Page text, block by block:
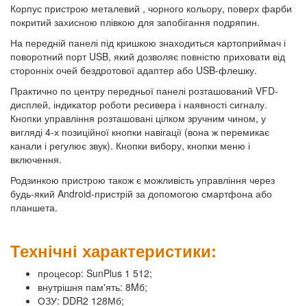
Корпус пристрою металевий , чорного кольору, поверх фарби
покритий захисною плівкою для запобігання подряпин.
На передній панелі під кришкою знаходиться картоприймач і
поворотний порт USB, який дозволяє повністю приховати від
сторонніх очей бездротової адаптер або USB-флешку.
Практично по центру передньої панелі розташований VFD-
дисплей, індикатор роботи ресивера і наявності сигналу.
Кнопки управління розташовані цілком зручним чином, у
вигляді 4-х позиційної кнопки навігації (вона ж перемикає
канали і регулює звук). Кнопки вибору, кнопки меню і
включення.
Родзинкою пристрою також є можливість управління через
будь-який Android-пристрій за допомогою смартфона або
планшета.
Технічні характеристики:
процесор: SunPlus 1 512;
внутрішня пам'ять: 8Mб;
ОЗУ: DDR2 128Мб;